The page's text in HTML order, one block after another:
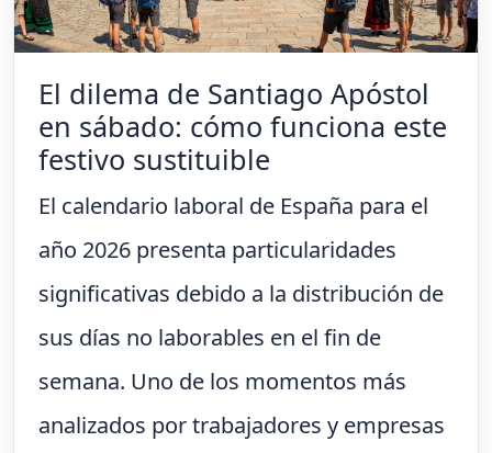
El dilema de Santiago Apóstol
en sábado: cómo funciona este
festivo sustituible
El calendario laboral de España para el
año 2026 presenta particularidades
significativas debido a la distribución de
sus días no laborables en el fin de
semana. Uno de los momentos más
analizados por trabajadores y empresas